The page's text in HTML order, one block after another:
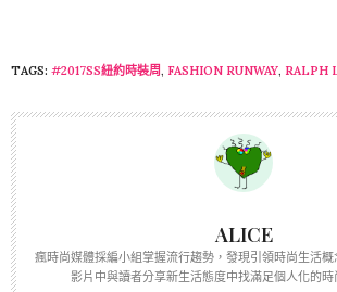
TAGS: #2017SS紐約時裝周 , FASHION RUNWAY, RALPH
ALICE
瘋時尚媒體採編小組掌握流行趨勢，發現引領時尚生活概
影片中與讀者分享新生活態度中找滿足個人化的時